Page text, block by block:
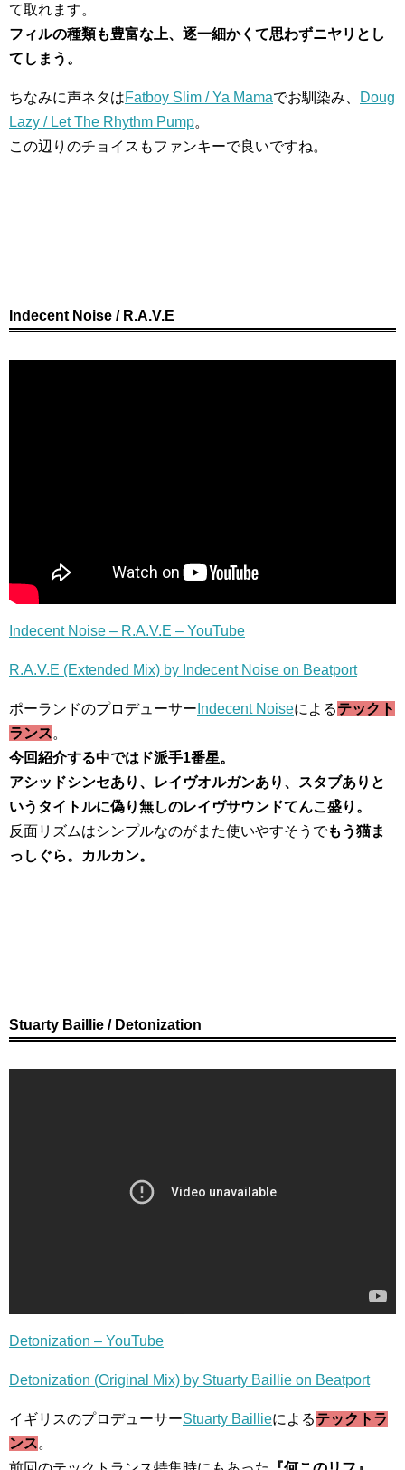
て取れます。
フィルの種類も豊富な上、逐一細かくて思わずニヤリとし
てしまう。
ちなみに声ネタはFatboy Slim / Ya Mamaでお馴染み、
Doug
Lazy / Let The Rhythm Pump。
この辺りのチョイスもファンキーで良いですね。
Indecent Noise / R.A.V.E
Indecent Noise – R.A.V.E – YouTube
R.A.V.E (Extended Mix) by Indecent Noise on Beatport
ポーランドのプロデューサー Indecent Noiseによるテックト
ランス。
今回紹介する中ではド派手1番星。
アシッドシンセあり、レイヴオルガンあり、スタブありと
いうタイトルに偽り無しのレイヴサウンドてんこ盛り。
反面リズムはシンプルなのがまた使いやすそうでもう猫ま
っしぐら。カルカン。
Stuarty Baillie / Detonization
Detonization – YouTube
Detonization (Original Mix) by Stuarty Baillie on Beatport
イギリスのプロデューサーStuarty Baillieによるテックトラ
ンス。